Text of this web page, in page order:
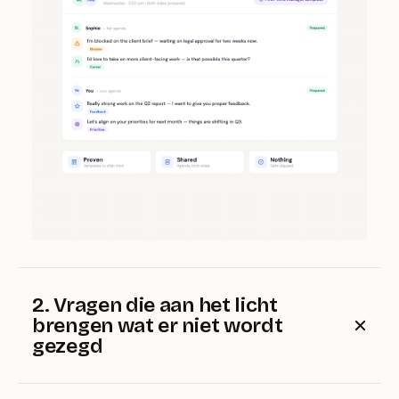
2. Vragen die aan het licht
brengen wat er niet wordt
gezegd